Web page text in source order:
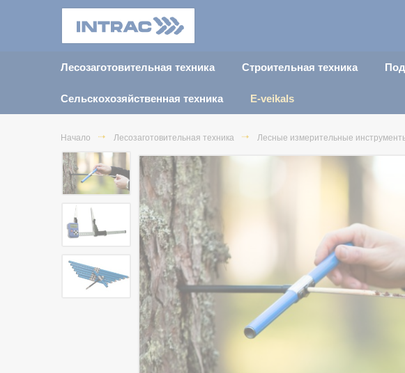
Лесозаготовительная техника Строительная техника
Сельскохозяйственная техника E-veikals
Начало Лесозаготовительная техника Лесные измерительные